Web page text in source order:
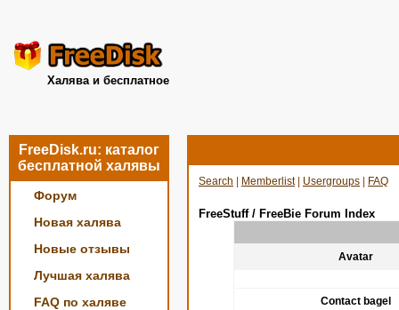
Халява и бесплатное
FreeDisk.ru: каталог
бесплатной халявы
Форум
Новая халява
Новые отзывы
Лучшая халява
FAQ по халяве
Search Memberlist| Usergroups FAQ
FreeStuff / FreeBie Forum Index
Avatar
Contact bagel